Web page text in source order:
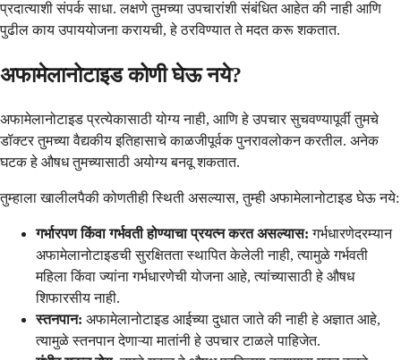
प्रदात्याशी संपर्क साधा. लक्षणे तुमच्या उपचारांशी संबंधित आहेत की नाही आणि
पुढील काय उपाययोजना करायची, हे ठरविण्यात ते मदत करू शकतात.
अफामेलानोटाइड कोणी घेऊ नये?
अफामेलानोटाइड प्रत्येकासाठी योग्य नाही, आणि हे उपचार सुचवण्यापूर्वी तुमचे
डॉक्टर तुमच्या वैद्यकीय इतिहासाचे काळजीपूर्वक पुनरावलोकन करतील. अनेक
घटक हे औषध तुमच्यासाठी अयोग्य बनवू शकतात.
तुम्हाला खालीलपैकी कोणतीही स्थिती असल्यास, तुम्ही अफामेलानोटाइड घेऊ नये:
गर्भारपण किंवा गर्भवती होण्याचा प्रयत्न करत असल्यास: गर्भधारणेदरम्यान
अफामेलानोटाइडची सुरक्षितता स्थापित केलेली नाही, त्यामुळे गर्भवती
महिला किंवा ज्यांना गर्भधारणेची योजना आहे, त्यांच्यासाठी हे औषध
शिफारसीय नाही.
स्तनपान: अफामेलानोटाइड आईच्या दुधात जाते की नाही हे अज्ञात आहे,
त्यामुळे स्तनपान देणाऱ्या मातांनी हे उपचार टाळले पाहिजेत.